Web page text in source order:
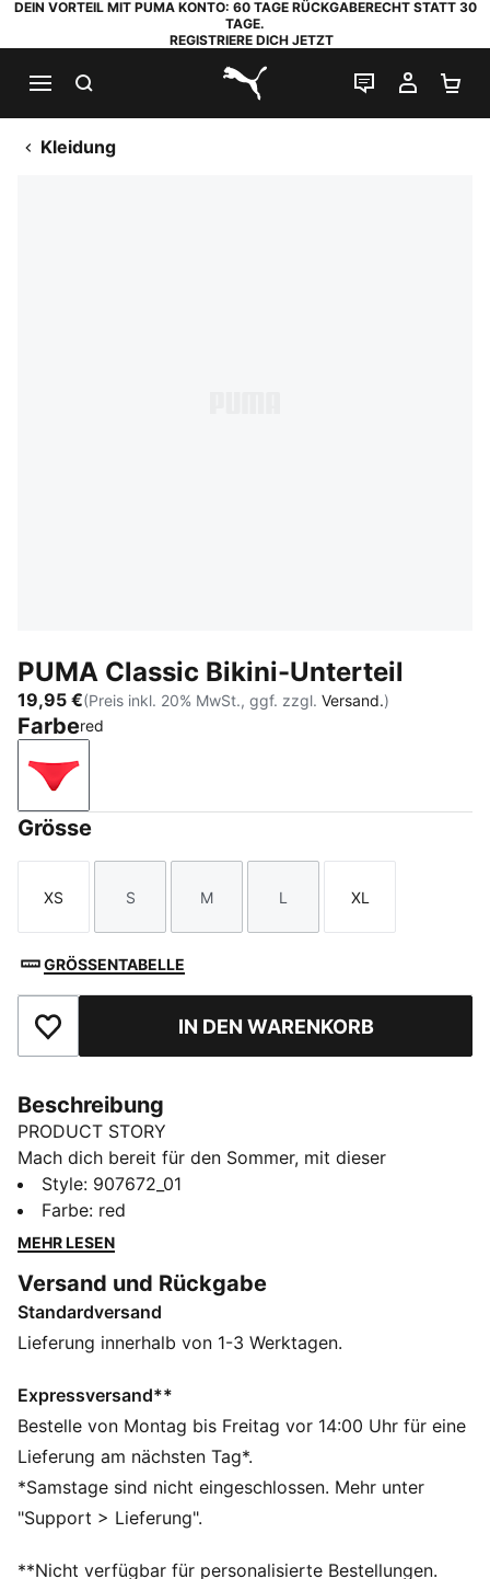
DEIN VORTEIL MIT PUMA KONTO: 60 TAGE RÜCKGABERECHT STATT 30
TAGE.
REGISTRIERE DICH JETZT
PUMA.com
LIVE-CHAT
MEIN
Kleidung
PUMA Classic Bikini-Unterteil
19,95 €(Preis inkl. 20% MwSt., ggf. zzgl. Versand.)
Farbered
red
Grösse
Größe
XS
Größe
S
Größe
M
Größe
L
Größe
XL
GRÖSSENTABELLE
Zu Favoriten hinzufügenIN DEN WARENKORB
Beschreibung
PRODUCT STORY
Mach dich bereit für den Sommer, mit dieser
klassischen PUMA Bikinihose für Damen. Das weiche
Material ist vollständig gefüttert, damit du dich am
Strand und am Pool wohlfühlen kannst. Es ist das
Saison mit verschiedenen Badetops kombinieren lässt.
FEATURES + VORTEILE
Chlorfestigkeit für Langlebigkeit des Gewebes
DETAILS
Weiches, strapazierbares Material
Chlorresistent, für eine lange Lebensdauer des
Gewebes.
Weiches, strapazierfähiges Material
Komplett gefüttert
Style: 907672_01
Farbe: red
MEHR LESEN
Versand und Rückgabe
Standardversand
Lieferung innerhalb von 1-3 Werktagen.
Expressversand**
Bestelle von Montag bis Freitag vor 14:00 Uhr für eine
Lieferung am nächsten Tag*.
*Samstage sind nicht eingeschlossen. Mehr unter
"Support > Lieferung".
**Nicht verfügbar für personalisierte Bestellungen.